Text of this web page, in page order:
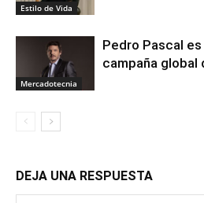
Estilo de Vida
Mercadotecnia
Pedro Pascal
campaña global
DEJA UNA RESPUESTA